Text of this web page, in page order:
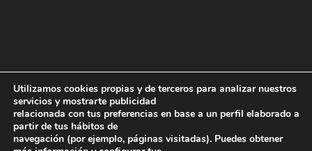
Aviso legal
Política de privacidad
Utilizamos cookies propias y de terceros para analizar nuestros
servicios y mostrarte publicidad
relacionada con tus preferencias en base a un perfil elaborado a
partir de tus hábitos de
navegación (por ejemplo, páginas visitadas). Puedes obtener